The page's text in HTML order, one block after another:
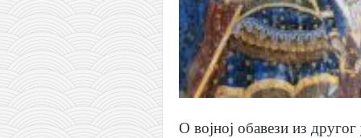
О војној обавези из другог